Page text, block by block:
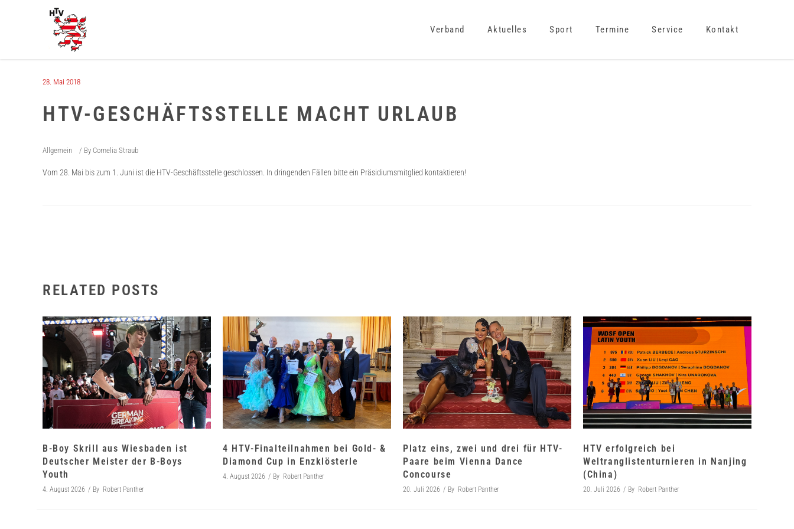
Verband Aktuelles Sport Termine Service Kontakt
28. Mai 2018
HTV-GESCHÄFTSSTELLE MACHT URLAUB
Allgemein By Cornelia Straub
Vom 28. Mai bis zum 1. Juni ist die HTV-Geschäftsstelle geschlossen. In dringenden Fällen bitte ein Präsidiumsmitglied kontaktieren!
RELATED POSTS
B-Boy Skrill aus Wiesbaden ist
Deutscher Meister der B-Boys
Youth
4. August 2026 By Robert Panther
4 HTV-Finalteilnahmen bei Gold- &
Diamond Cup in Enzklösterle
4. August 2026 By Robert Panther
Platz eins, zwei und drei für HTV-
Paare beim Vienna Dance
Concourse
20. Juli 2026 By Robert Panther
HTV erfolgreich bei
Weltranglistenturnieren in Nanjing
(China)
20. Juli 2026 By Robert Panther